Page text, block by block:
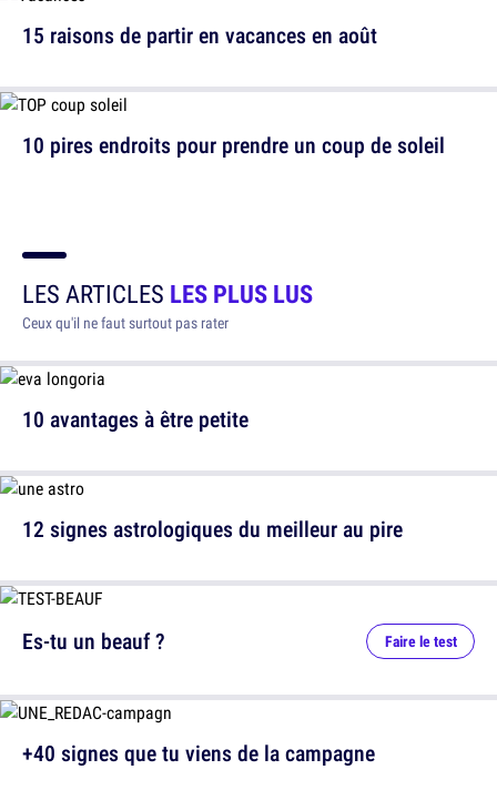
15 raisons de partir en vacances en août
10 pires endroits pour prendre un coup de soleil
LES ARTICLES LES PLUS LUS
Ceux qu'il ne faut surtout pas rater
10 avantages à être petite
12 signes astrologiques du meilleur au pire
Es-tu un beauf ? Faire le test
+40 signes que tu viens de la campagne